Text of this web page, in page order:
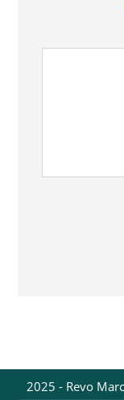
2025 - Revo